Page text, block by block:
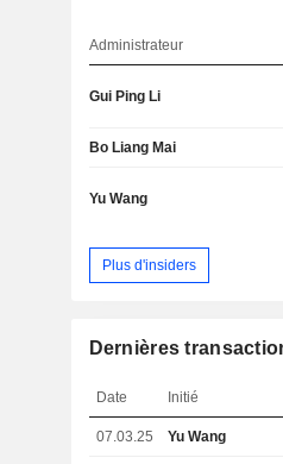
Administrateur
Gui Ping Li
Bo Liang Mai
Yu Wang
Plus d'insiders
Dernières
Date Initié
07.03.25 Yu Wang